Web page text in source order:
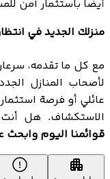
أيضًا باستثمار آمن
منزلك الجديد في
مع كل ما تقدمه،
لأصحاب المنازل
عائلي أو فرصة
الاستكشاف. هل أنت
قوائمنا اليوم